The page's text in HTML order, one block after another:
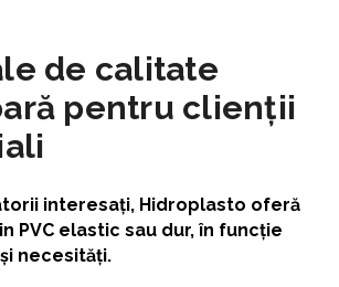
de calitate
pentru clienții
interesați, Hidroplasto oferă
PVC elastic sau dur, în funcție
necesități.